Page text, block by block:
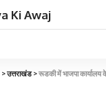
>उत्तराखंड>रूडकी में भाजपा कार्यालय के